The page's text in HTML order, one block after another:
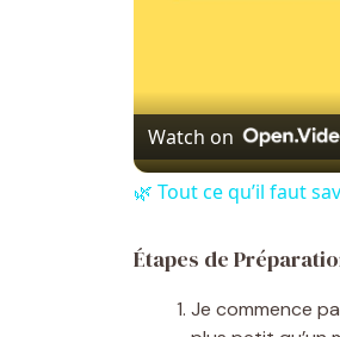
Watch on
🌿 Tout ce qu’il faut
Étapes de
Je commence